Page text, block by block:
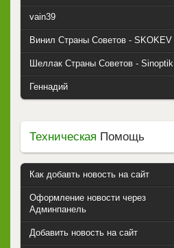
vain39
Винил Страны Советов - SKOKEV
Шеллак Страны Советов - Sinoptik
Геннадий
Техническая Помощь
Как добавть новость на сайт
Оформление новости через
Админпанель
Добавить новость на сайт